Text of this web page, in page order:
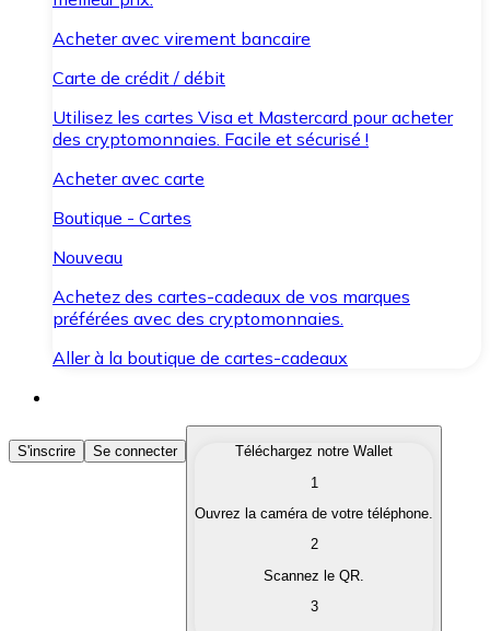
Acheter avec virement bancaire
Carte de crédit / débit
Utilisez les cartes Visa et Mastercard pour acheter
des cryptomonnaies. Facile et sécurisé !
Acheter avec carte
Boutique - Cartes
Nouveau
Achetez des cartes-cadeaux de vos marques
préférées avec des cryptomonnaies.
Aller à la boutique de cartes-cadeaux
Acheter des Cryptomonnaies
Achetez les cryptomonnaies qui vous intéressent
Convertissez vos cryptomonnaies en monnaie
S'inscrire Se connecter
Téléchargez notre Wallet
1
Ouvrez la caméra de votre téléphone.
2
Scannez le QR.
3